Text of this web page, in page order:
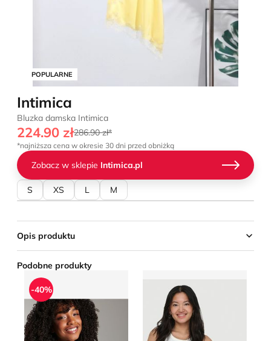
POPULARNE
Intimica
Bluzka damska Intimica
224.90 zł286.90 zł*
*najniższa cena w okresie 30 dni przed obniżką
Zobacz w sklepie Intimica.pl
S XS L M
Opis produktu
Podobne produkty
Bluzka damska casualowa na lato Sinsay
-40%